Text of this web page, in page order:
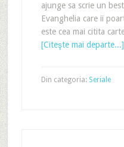
ajunge sa scrie un
Evanghelia care ii
este cea mai citita
[Citeşte mai departe...]
Din categoria: Seriale